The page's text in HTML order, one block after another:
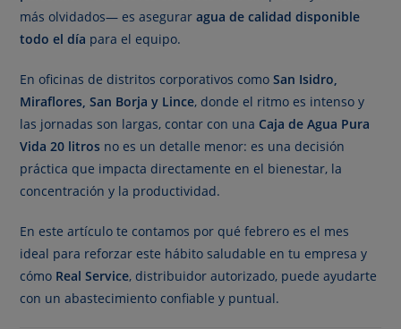
más olvidados— es aseguraragua de calidad disponible
todo el día para el equipo.
En oficinas de distritos corporativos comoSan Isidro,
Miraflores, San Borja y Lince, donde el ritmo es intenso y
las jornadas son largas, contar con una Caja de Agua Pura
Vida 20 litros no es un detalle menor: es una decisión
práctica que impacta directamente en el bienestar, la
concentración y la productividad.
En este artículo te contamos por qué febrero es el mes
ideal para reforzar este hábito saludable en tu empresa y
cómo Real Service, distribuidor autorizado, puede ayudarte
con un abastecimiento confiable y puntual.